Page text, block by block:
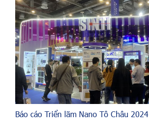
Báo cáo Triển lãm Nano Tô Châu 2024